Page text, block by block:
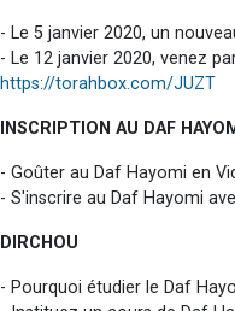
- Le 5 janvier 2020, un
- Le 12 janvier 2020, venez
https://torahbox.com/JUZT
INSCRIPTION AU DAF
- Goûter au Daf Hayomi en
- S'inscrire au Daf Hayomi
DIRCHOU
- Pourquoi étudier le Daf